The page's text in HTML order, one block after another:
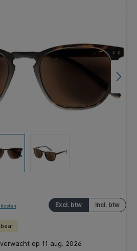
Incl. btw
Excl. btw
op 11 aug. 2026